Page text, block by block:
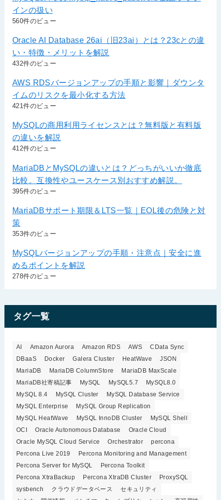
インの扱い
560件のビュー
Oracle AI Database 26ai（旧23ai）とは？23cとの違
い・特徴・メリットを解説
432件のビュー
AWS RDSバージョンアップの手順と影響｜ダウンタ
イムのリスクを最小化する方法
421件のビュー
MySQLの商用利用ライセンスとは？無料版と有料版
の違いを解説
412件のビュー
MariaDBとMySQLの違いとは？どっちがいいか徹底
比較。互換性やユースケース別おすすめ解説。
395件のビュー
MariaDBサポート期限＆LTS一覧｜EOL後の危険と対
策
353件のビュー
MySQLバージョンアップの手順・注意点｜安全に進
めるポイントを解説
278件のビュー
タグ一覧
AI Amazon Aurora Amazon RDS AWS
CData Sync
DBaaS
Docker Galera Cluster HeatWave
JSON
MariaDB
MariaDB ColumnStore
MariaDB MaxScale
MariaDB社寄稿記事
MySQL MySQL5.7
MySQL8.0
MySQL 8.4
MySQL Cluster
MySQL Database Service
MySQL Enterprise
MySQL Group Replication
MySQL HeatWave
MySQL InnoDB Cluster
MySQL Shell
OCI
Oracle Autonomous Database
Oracle Cloud
Oracle MySQL Cloud Service
Orchestrator
percona
Percona Live 2019
Percona Monitoring and Management
Percona Server for MySQL
Percona Toolkit
Percona XtraBackup
Percona XtraDB Cluster
ProxySQL
sysbench
クラウドデータベース
セキュリティ